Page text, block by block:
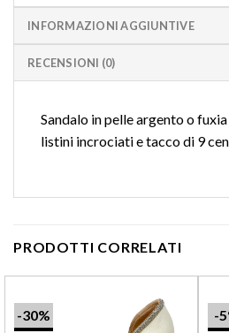
INFORMAZIONI AGGIUNTIVE
RECENSIONI (0)
Sandalo in pelle argento o
listini incrociati e tacco di 9
PRODOTTI CORRELATI
-30% -